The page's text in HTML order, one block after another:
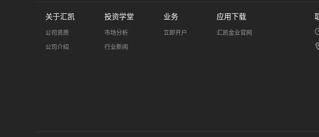
关于汇凯
公司资质
公司介绍
投资学堂
市场分析
行业新闻
业务
立即开户
应用下载
汇凯金业官网